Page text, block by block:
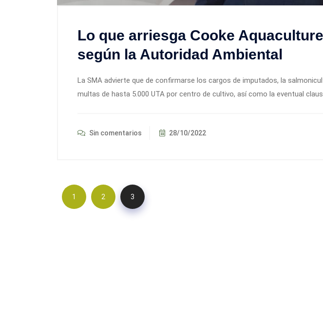
Lo que arriesga Cooke
según la Autoridad Ambiental
La SMA advierte que de confirmarse los cargos de imputados, la
multas de hasta 5.000 UTA por centro de cultivo, así como la eventual
Sin comentarios 28/10/2022
1 2 3